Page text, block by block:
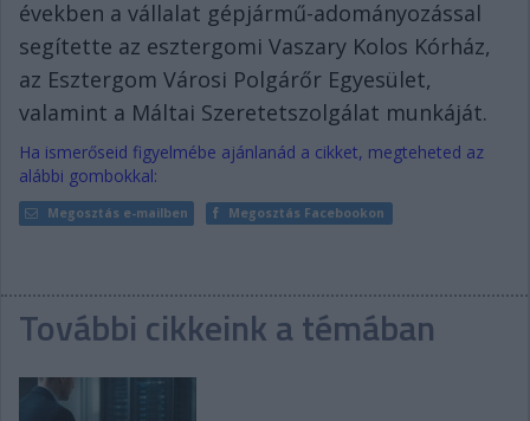
években a vállalat gépjármű-adományozással
segítette az esztergomi Vaszary Kolos Kórház,
az Esztergom Városi Polgárőr Egyesület,
valamint a Máltai Szeretetszolgálat munkáját.
Ha ismerőseid figyelmébe ajánlanád a cikket, megteheted az
alábbi gombokkal:
Megosztás e-mailben Megosztás Facebookon
További cikkeink a témában